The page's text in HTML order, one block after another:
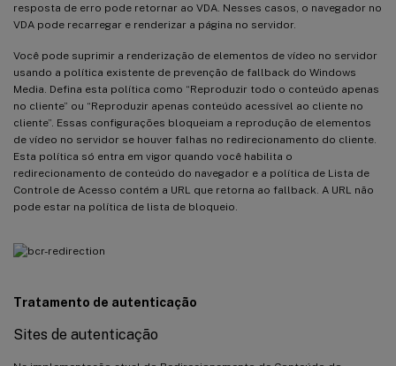
resposta de erro pode retornar ao VDA. Nesses casos, o navegador no
VDA pode recarregar e renderizar a página no servidor.
Você pode suprimir a renderização de elementos de vídeo no servidor
usando a política existente de prevenção de fallback do Windows
Media. Defina esta política como “Reproduzir todo o conteúdo apenas
no cliente” ou “Reproduzir apenas conteúdo acessível ao cliente no
cliente”. Essas configurações bloqueiam a reprodução de elementos
de vídeo no servidor se houver falhas no redirecionamento do cliente.
Esta política só entra em vigor quando você habilita o
redirecionamento de conteúdo do navegador e a política de Lista de
Controle de Acesso contém a URL que retorna ao fallback. A URL não
pode estar na política de lista de bloqueio.
Tratamento de autenticação
Sites de autenticação